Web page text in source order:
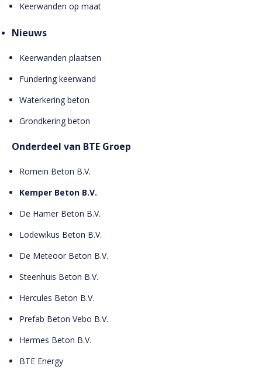
Keerwanden op maat
Nieuws
Keerwanden plaatsen
Fundering keerwand
Waterkering beton
Grondkering beton
Onderdeel van BTE Groep
Romein Beton B.V.
Kemper Beton B.V.
De Hamer Beton B.V.
Lodewikus Beton B.V.
De Meteoor Beton B.V.
Steenhuis Beton B.V.
Hercules Beton B.V.
Prefab Beton Vebo B.V.
Hermes Beton B.V.
BTE Energy